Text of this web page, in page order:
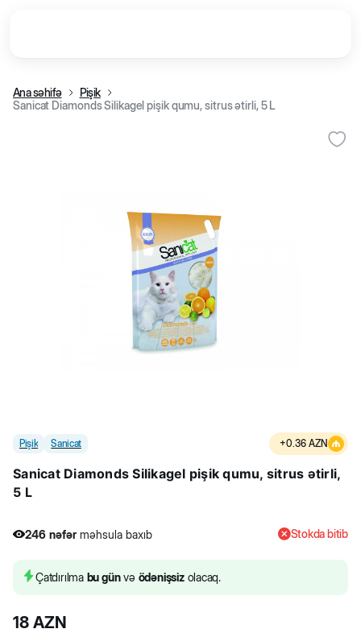
Ana səhifə
Pişik
Sanicat Diamonds Silikagel pişik qumu, sitrus ətirli, 5 L
Pişik Sanicat +0.36 AZN
Sanicat Diamonds Silikagel pişik qumu, sitrus ətirli,
5 L
246 nəfər məhsula baxıb Stokda bitib
Çatdırılma bu günvə ödənişsizolacaq.
18 AZN